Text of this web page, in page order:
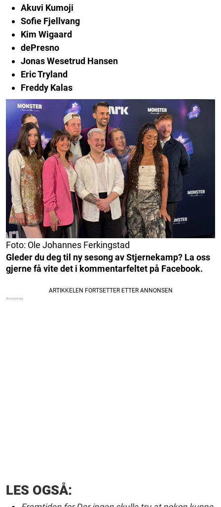
Akuvi Kumoji
Sofie Fjellvang
Kim Wigaard
dePresno
Jonas Wesetrud Hansen
Eric Tryland
Freddy Kalas
Foto: Ole Johannes Ferkingstad
Gleder du deg til ny sesong av Stjernekamp? La oss
gjerne få vite det i kommentarfeltet på Facebook.
LES OGSÅ: